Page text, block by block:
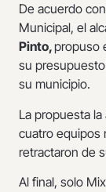
De acuerdo con
Municipal, el
Pinto,propuso
su
su municipio.
La propuesta
cuatro equipos
retractaron de
Al final, solo